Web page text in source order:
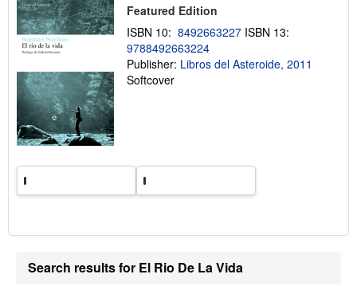
a
t
s
Featured Edition
ISBN 10: 8492663227 ISBN 13:
9788492663224
Publisher: Libros del Asteroide, 2011
Softcover
Search results for El Rio De La Vida